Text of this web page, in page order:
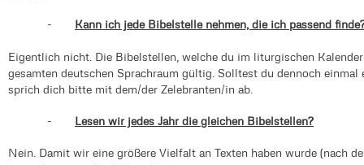
- Kann ich jede Bibelstelle nehmen, die ich passend
Eigentlich nicht. Die Bibelstellen, welche du im liturgischen
gesamten deutschen Sprachraum gültig. Solltest du dennoch
sprich dich bitte mit dem/der Zelebranten/in ab.
- Lesen wir jedes Jahr die gleichen Bibelstellen?
Nein. Damit wir eine größere Vielfalt an Texten haben wurde (nach